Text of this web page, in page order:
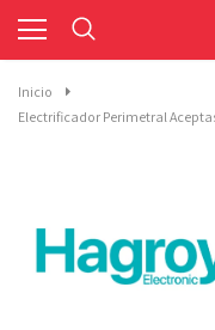
Inicio
Electrificador Perimetral